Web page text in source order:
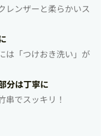
レンザーと柔らかいス
は「つけおき洗い」が
分は丁寧に
でスッキリ！